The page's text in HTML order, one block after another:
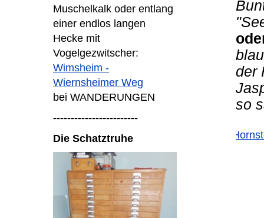
Muschelkalk oder entlang
einer endlos langen
Hecke mit
Vogelgezwitscher:
Wimsheim -
Wiernsheimer Weg
bei WANDERUNGEN
------------------------
Die Schatztruhe
der
so